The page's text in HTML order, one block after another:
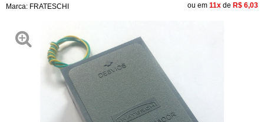
Marca: FRATESCHI
ou em 11x de R$ 6,03